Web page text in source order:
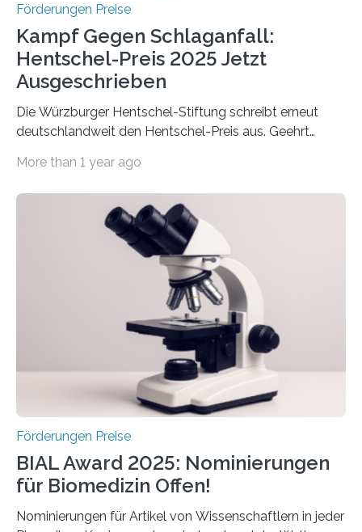
Förderungen Preise
Kampf Gegen Schlaganfall:
Hentschel-Preis 2025 Jetzt
Ausgeschrieben
Die Würzburger Hentschel-Stiftung schreibt erneut
deutschlandweit den Hentschel-Preis aus. Geehrt
hochrangige wissenschaftliche Publikation zum Thema
Schlaganfall“ mit Sitz in Würzburg fördert die
Schlaganfallforschung, um die Behandlung der
Betroffenen zu verbessern. Dazu schreibt sie auch in
diesem Jahr wieder deutschlandweit den Hentschel-
Preis aus. Er richtet sich gezielt an jüngere
Forscherinnen und Forscher unter 40 Jahren. Geehrt
werden soll eine herausragende Doktorarbeit oder eine
hochrangige wissenschaftliche Publikation zum Thema
More than 1 year ago
Förderungen Preise
BIAL Award 2025: Nominierungen
für Biomedizin Offen!
Nominierungen für Artikel von Wissenschaftlern in jeder